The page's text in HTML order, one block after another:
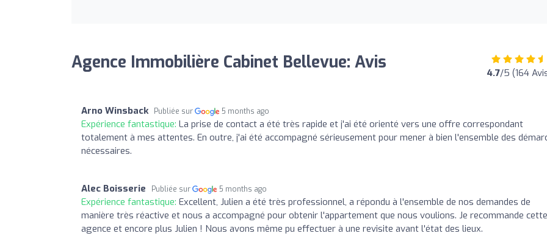
Agence Immobilière Cabinet Bellevue: Avis 4.7/5 (164
Arno Winsback Publiée sur 5 months ago
Expérience fantastique: La prise de contact a été très rapide et j'ai été orienté vers une offre correspondant
totalement à mes attentes. En outre, j'ai été accompagné sérieusement pour mener à bien l'ensemble des
nécessaires.
Alec Boisserie Publiée sur 5 months ago
Expérience fantastique: Excellent, Julien a été très professionnel, a répondu à l'ensemble de nos demandes de
manière très réactive et nous a accompagné pour obtenir l'appartement que nous voulions. Je recommande cette
agence et encore plus Julien ! Nous avons même pu effectuer à une revisite avant l'état des lieux.